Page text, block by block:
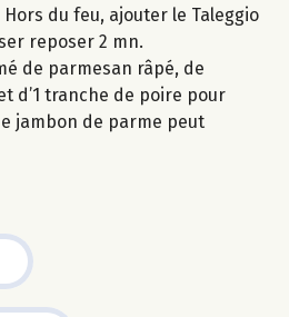
Hors du feu, ajouter le Taleggio
reposer 2 mn.
de parmesan râpé, de
d’1 tranche de poire pour
jambon de parme peut